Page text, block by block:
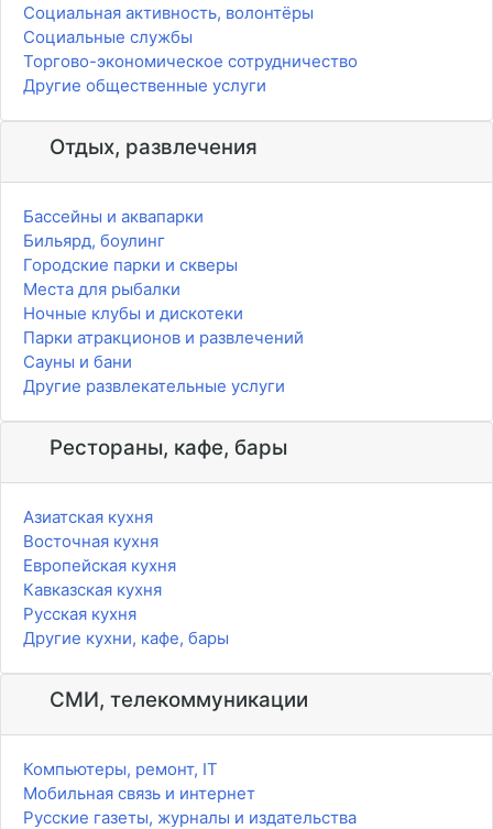
Социальная активность, волонтёры
Социальные службы
Торгово-экономическое сотрудничество
Другие общественные услуги
Отдых, развлечения
Бассейны и аквапарки
Бильярд, боулинг
Городские парки и скверы
Места для рыбалки
Ночные клубы и дискотеки
Парки атракционов и развлечений
Сауны и бани
Другие развлекательные услуги
Рестораны, кафе, бары
Азиатская кухня
Восточная кухня
Европейская кухня
Кавказская кухня
Русская кухня
Другие кухни, кафе, бары
СМИ, телекоммуникации
Компьютеры, ремонт, IT
Мобильная связь и интернет
Русские газеты, журналы и издательства